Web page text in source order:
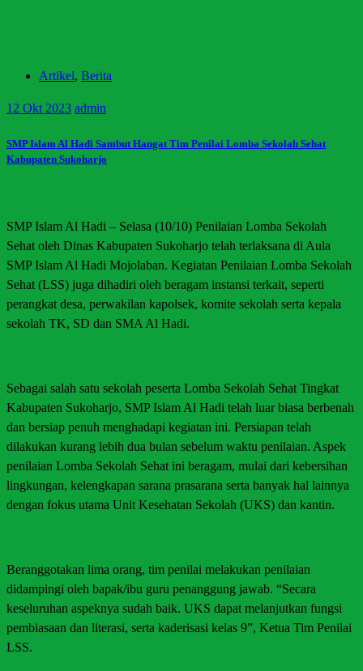
Artikel, Berita
12 Okt 2023 admin
SMP Islam Al Hadi Sambut Hangat Tim Penilai Lomba Sekolah Sehat
Kabupaten Sukoharjo
SMP Islam Al Hadi – Selasa (10/10) Penilaian Lomba Sekolah
Sehat oleh Dinas Kabupaten Sukoharjo telah terlaksana di Aula
SMP Islam Al Hadi Mojolaban. Kegiatan Penilaian Lomba Sekolah
Sehat (LSS) juga dihadiri oleh beragam instansi terkait, seperti
perangkat desa, perwakilan kapolsek, komite sekolah serta kepala
sekolah TK, SD dan SMA Al Hadi.
Sebagai salah satu sekolah peserta Lomba Sekolah Sehat Tingkat
Kabupaten Sukoharjo, SMP Islam Al Hadi telah luar biasa berbenah
dan bersiap penuh menghadapi kegiatan ini. Persiapan telah
dilakukan kurang lebih dua bulan sebelum waktu penilaian. Aspek
penilaian Lomba Sekolah Sehat ini beragam, mulai dari kebersihan
lingkungan, kelengkapan sarana prasarana serta banyak hal lainnya
dengan fokus utama Unit Kesehatan Sekolah (UKS) dan kantin.
Beranggotakan lima orang, tim penilai melakukan penilaian
didampingi oleh bapak/ibu guru penanggung jawab. “Secara
keseluruhan aspeknya sudah baik. UKS dapat melanjutkan fungsi
pembiasaan dan literasi, serta kaderisasi kelas 9”, Ketua Tim Penilai
LSS.